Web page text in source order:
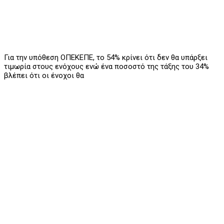
Για την υπόθεση ΟΠΕΚΕΠΕ, το 54% κρίνει ότι δεν θα υπάρξει
τιμωρία στους ενόχους ενώ ένα ποσοστό της τάξης του 34%
βλέπει ότι οι ένοχοι θα